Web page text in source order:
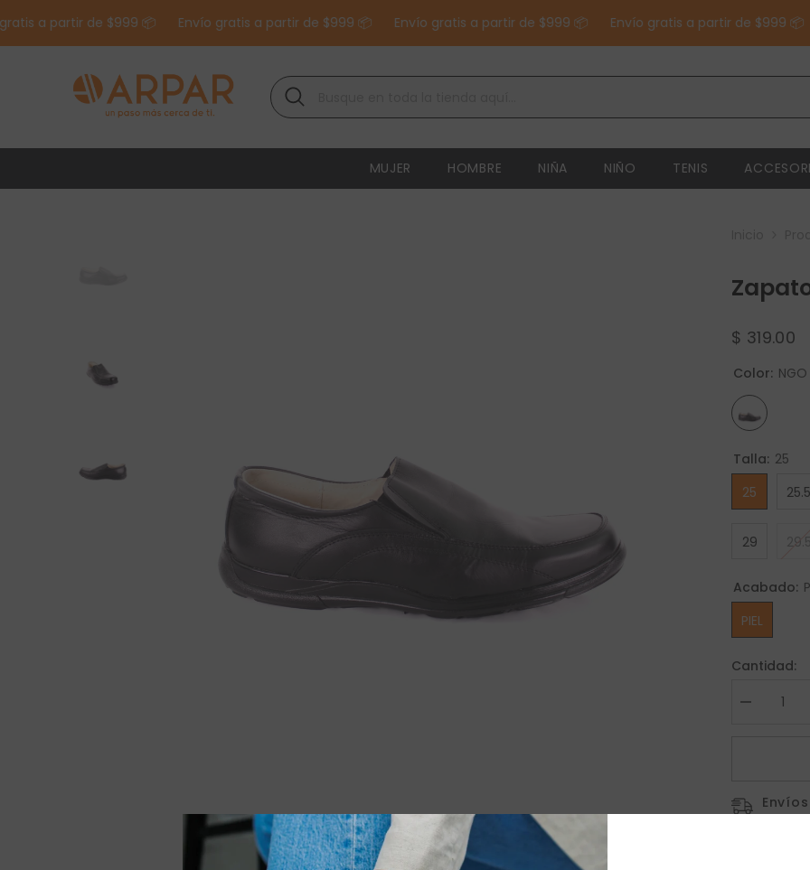
a partir de $999 📦 Envío gratis a partir de $999 📦 Envío gratis a partir de $999 📦 Envío gratis a partir de $999 📦
MUJER HOMBRE NIÑA NIÑO TENIS
$ 319.00
Color: NGO
Talla: 25
25
25.5
29
Acabado:
PIEL
Cantidad:
Disminuir